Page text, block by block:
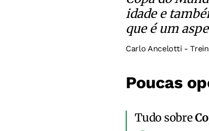
idade e
que é um
Carlo Ancelotti -
Poucas
Tudo sobre